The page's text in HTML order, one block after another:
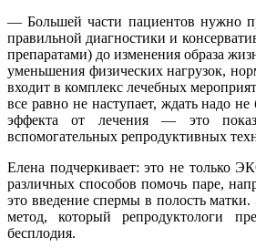
— Большей части пациентов нужно
правильной диагностики и
препаратами) до изменения образа
уменьшения физических нагрузок,
входит в комплекс лечебных
все равно не наступает, ждать надо не
эффекта от лечения — это
вспомогательных репродуктивных
Елена подчеркивает: это не только
различных способов помочь паре,
это введение спермы в полость
метод, который репродуктологи
бесплодия.